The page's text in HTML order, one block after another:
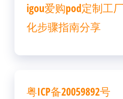
igou爱购pod定制工
化步骤指南分享
粤ICP备20059892号